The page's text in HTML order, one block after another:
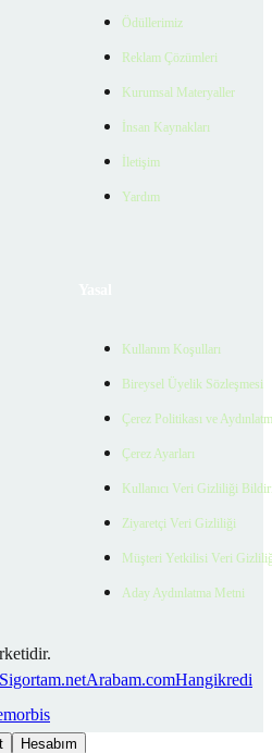
Ödüllerimiz
Reklam Çözümleri
Kurumsal Materyaller
İnsan Kaynakları
İletişim
Yardım
Kullanım Koşulları
Bireysel Üyelik Sözleşmesi
Çerez Politikası ve
Çerez Ayarları
Kullanıcı Veri Gizliliği
Ziyaretçi Veri Gizliliği
Müşteri Yetkilisi Veri
Aday Aydınlatma Metni
Sigortam.netArabam.comHangikredi
Hesabım